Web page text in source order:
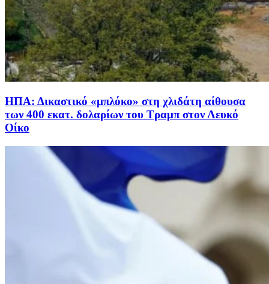
ΗΠΑ: Δικαστικό «μπλόκο» στη χλιδάτη αίθουσα
των 400 εκατ. δολαρίων του Τραμπ στον Λευκό
Οίκο